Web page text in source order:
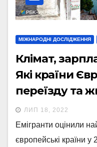
МІЖНАРОДНІ ДОСЛІДЖЕННЯ
Клімат,
Які країни
переїзду та
ЛИП 18, 2022
Емігранти оцінили
європейські країни у